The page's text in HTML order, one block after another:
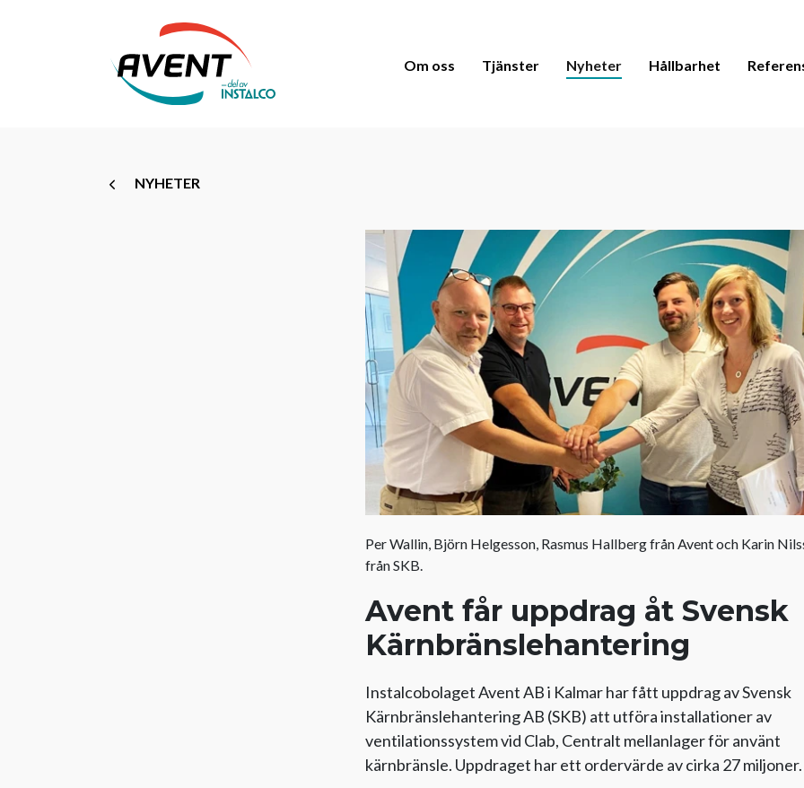
Om oss Tjänster Nyheter Hållbarhet
NYHETER
Per Wallin, Björn Helgesson, Rasmus Hallberg från Avent och Karin
från SKB.
Avent får uppdrag åt Svensk
Kärnbränslehantering
Instalcobolaget Avent AB i Kalmar har fått uppdrag av Svensk
Kärnbränslehantering AB (SKB) att utföra installationer av
ventilationssystem vid Clab, Centralt mellanlager för använt
kärnbränsle. Uppdraget har ett ordervärde av cirka 27 miljoner.